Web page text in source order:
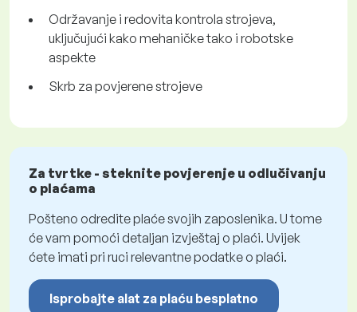
Održavanje i redovita kontrola strojeva,
uključujući kako mehaničke tako i robotske
aspekte
Skrb za povjerene strojeve
Za tvrtke - steknite povjerenje u odlučivanju
o plaćama
Pošteno odredite plaće svojih zaposlenika. U tome
će vam pomoći detaljan izvještaj o plaći. Uvijek
ćete imati pri ruci relevantne podatke o plaći.
Isprobajte alat za plaću besplatno